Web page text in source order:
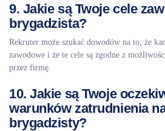
9. Jakie są Twoje cele
brygadzista?
Rekruter może szukać dowodów na to, że
zawodowe i że te cele są zgodne z
przez firmę.
10. Jakie są Twoje
warunków zatrudnienia
brygadzisty?